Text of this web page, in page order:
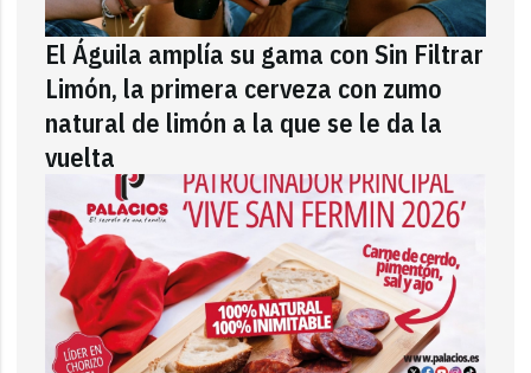
El Águila amplía su gama con Sin Filtrar
Limón, la primera cerveza con zumo
natural de limón a la que se le da la
vuelta